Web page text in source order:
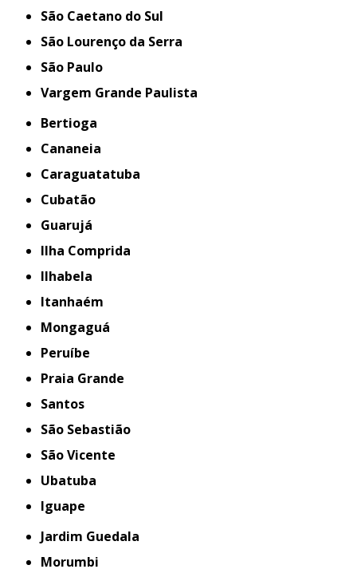
São Caetano do Sul
São Lourenço da Serra
São Paulo
Vargem Grande Paulista
Bertioga
Cananeia
Caraguatatuba
Cubatão
Guarujá
Ilha Comprida
Ilhabela
Itanhaém
Mongaguá
Peruíbe
Praia Grande
Santos
São Sebastião
São Vicente
Ubatuba
iguape
Jardim Guedala
Morumbi